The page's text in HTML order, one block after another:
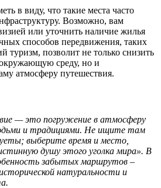
в виду, что такие места часто
Возможно, вам
или уточнить наличие жилья
способов передвижения, таких
туризм, позволит не только снизить
среду, но и
атмосферу путешествия.
— это погружение в атмосферу
и традициями. Не ищите там
выберите время и место,
душу этого уголка мира». В
забытых маршрутов –
натуральности и